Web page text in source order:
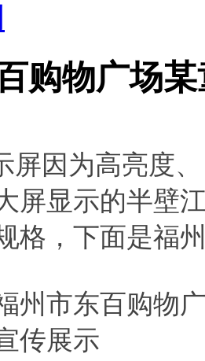
购物广场
因为高亮度、
屏显示的半壁
格，下面是福
州市东百购物
传展示